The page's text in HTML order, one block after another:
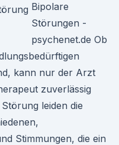
Bipolare
Störungen -
psychenet.de Ob
kann nur der Arzt
zuverlässig
leiden die
Stimmungen, die ein